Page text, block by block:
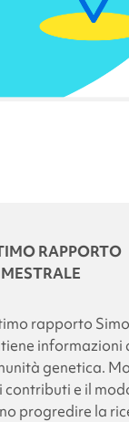
RAPPORTO
rapporto
informazioni
genetica.
contributi e il
progredire la